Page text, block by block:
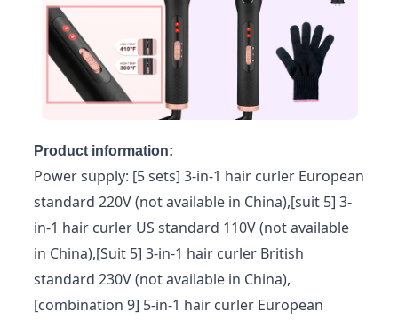
Product information:
Power supply: [5 sets] 3-in-1 hair curler European
standard 220V (not available in China),[suit 5] 3-
in-1 hair curler US standard 110V (not available
in China),[Suit 5] 3-in-1 hair curler British
standard 230V (not available in China),
[combination 9] 5-in-1 hair curler European